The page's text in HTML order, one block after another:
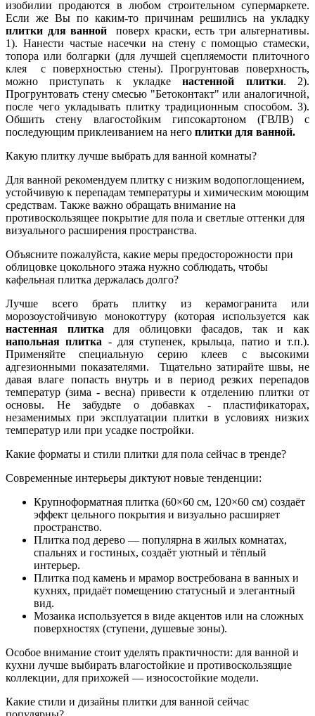
изобилии продаются в любом строительном супермаркете.
Если же Вы по каким-то причинам решились на укладку
плитки для ванной
поверх краски, есть три альтернативы.
1). Нанести частые насечки на стену с помощью стамески,
топора или болгарки (для лучшей сцепляемости плиточного
клея с поверхностью стены). Прогрунтовав поверхность,
можно приступать к укладкенастенной плитки. 2).
Прогрунтовать стену смесью "Бетоконтакт" или аналогичной,
после чего укладывать плитку традиционным способом. 3).
Обшить стену влагостойким гипсокартоном (ГВЛВ) с
последующим приклеиванием на него плитки для ванной.
Какую плитку лучше выбрать для ванной комнаты?
Для ванной рекомендуем плитку с низким водопоглощением,
устойчивую к перепадам температуры и химическим моющим
средствам. Также важно обращать внимание на
противоскользящее покрытие для пола и светлые оттенки для
визуального расширения пространства.
Объясните пожалуйста, какие меры предосторожности при
облицовке цокольного этажа нужно соблюдать, чтобы
кафельная плитка держалась долго?
Лучше всего брать плитку из керамогранита или
морозоустойчивую монокоттуру (которая используется как
настенная плитка для облицовки фасадов, так и как
напольная плитка - для ступенек, крыльца, патио и т.п.).
Применяйте специальную серию клеев с высокими
адгезионными показателями. Тщательно затирайте швы, не
давая влаге попасть внутрь и в период резких перепадов
температур (зима - весна) привести к отделению плитки от
основы. Не забудьте о добавках - пластификаторах,
незаменимых при эксплуатации плитки в условиях низких
температур или при усадке постройки.
Какие форматы и стили плитки для пола сейчас в тренде?
Современные интерьеры диктуют новые тенденции:
Крупноформатная плитка (60×60 см, 120×60 см) создаёт
эффект цельного покрытия и визуально расширяет
пространство.
Плитка под дерево — популярна в жилых комнатах,
спальнях и гостиных, создаёт уютный и тёплый
интерьер.
Плитка под камень и мрамор востребована в ванных и
кухнях, придаёт помещению статусный и элегантный
вид.
Мозаика используется в виде акцентов или на сложных
поверхностях (ступени, душевые зоны).
Особое внимание стоит уделять практичности: для ванной и
кухни лучше выбирать влагостойкие и противоскользящие
коллекции, для прихожей — износостойкие модели.
Какие стили и дизайны плитки для ванной сейчас